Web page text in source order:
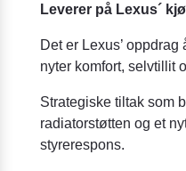
Leverer på Lexus´
Det er Lexus’
nyter komfort, selvtillit
Strategiske tiltak som
radiatorstøtten og et
styrerespons.